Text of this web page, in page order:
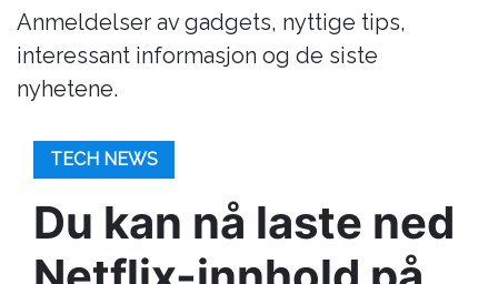
Anmeldelser av gadgets, nyttige tips,
interessant informasjon og de siste
nyhetene.
TECH NEWS
Du kan nå laste ned